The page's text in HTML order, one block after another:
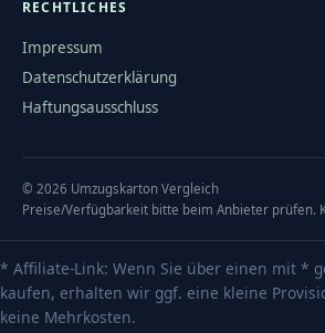
RECHTLICHES
Impressum
Datenschutzerklärung
Haftungsausschluss
© 2026 Umzugskarton Vergleich
Preise/Verfügbarkeit bitte beim Anbieter prüfen.
* Affiliate-Link: Wenn Sie über einen mit *
kaufen, erhalten wir ggf. eine kleine
keine Mehrkosten.